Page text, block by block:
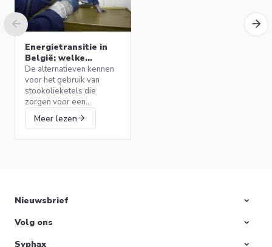
SDC 150 V2 elektrische
wandketel 150L Bulex
0010022836
699,00 €
Ik verkoop
Energietransitie in
België: welke
alternatieven voor
stookolieketels?
De alternatieven kennen
voor het gebruik van
stookolieketels die
zorgen voor een
efficiënte verwarming
terwijl het milieu wordt
Meer lezen
Bereid uw huis voor
op de winter: start
Nieuwsbrief
Volg ons
Syphax